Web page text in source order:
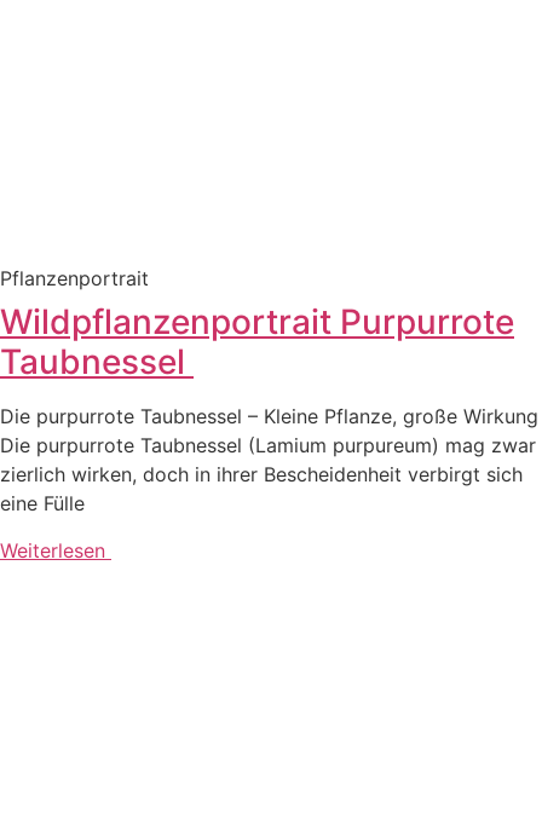
Pflan­zen­por­trait
Wildpflanzenportrait Purpurrote
Taubnessel
Die pur­pur­ro­te Taub­nes­sel – Klei­ne Pflan­ze, gro­ße Wir­kung
Die pur­pur­ro­te Taub­nes­sel (Lami­um pur­pu­re­um) mag zwar
zier­lich wir­ken, doch in ihrer Beschei­den­heit ver­birgt sich
eine Fülle
Weiterlesen